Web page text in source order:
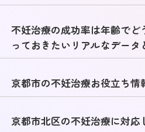
不妊治療の成功率は年齢でど
っておきたいリアルなデータ
京都市の不妊治療お役立ち情
京都市北区の不妊治療に対応